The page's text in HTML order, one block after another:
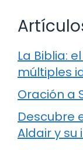
La Biblia:
múltiples
Oración a
Descubre
Aldair y